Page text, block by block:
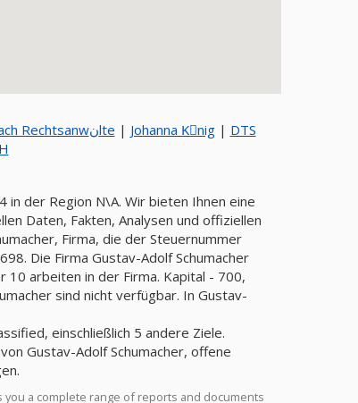
Roersch Strewe und Wiedebach Rechtsanwنlte | Johanna Kِnig| DTS
der Region N\A. Wir bieten Ihnen eine
Daten, Fakten, Analysen und offiziellen
Firma, die der Steuernummer
Die Firma Gustav-Adolf Schumacher
sind nicht verfügbar. In Gustav-
einschließlich 5 andere Ziele.
Gustav-Adolf Schumacher, offene
you a complete range of reports and documents